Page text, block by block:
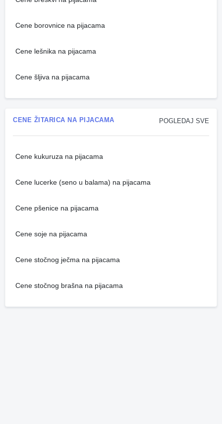
Cene borovnice na pijacama
Cene lešnika na pijacama
Cene šljiva na pijacama
POGLEDAJ SVE
CENE ŽITARICA NA PIJACAMA
Cene kukuruza na pijacama
Cene lucerke (seno u balama) na pijacama
Cene pšenice na pijacama
Cene soje na pijacama
Cene stočnog ječma na pijacama
Cene stočnog brašna na pijacama